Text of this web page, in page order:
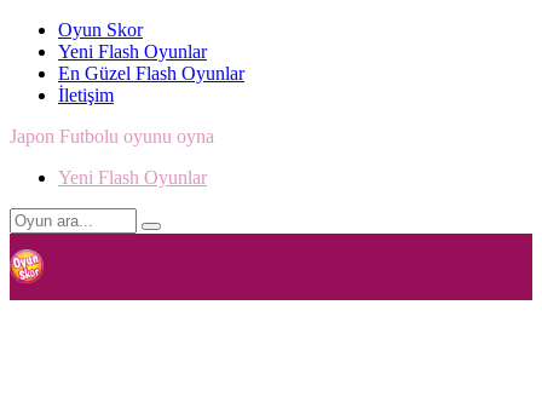
Oyun Skor
Yeni Flash Oyunlar
En Güzel Flash Oyunlar
İletişim
Japon Futbolu oyunu oyna
Yeni Flash Oyunlar